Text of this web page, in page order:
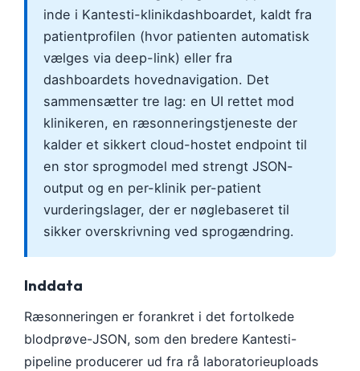
inde i Kantesti-klinikdashboardet, kaldt fra
patientprofilen (hvor patienten automatisk
vælges via deep-link) eller fra
dashboardets hovednavigation. Det
sammensætter tre lag: en UI rettet mod
klinikeren, en ræsonneringstjeneste der
kalder et sikkert cloud-hostet endpoint til
en stor sprogmodel med strengt JSON-
output og en per-klinik per-patient
vurderingslager, der er nøglebaseret til
sikker overskrivning ved sprogændring.
Inddata
Ræsonneringen er forankret i det fortolkede
blodprøve-JSON, som den bredere Kantesti-
pipeline producerer ud fra rå laboratorieuploads